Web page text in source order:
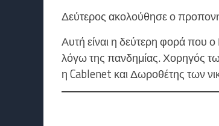
Δεύτερος ακολούθησε ο
Αυτή είναι η δεύτερη φορά που
λόγω της πανδημίας. Χορηγός
η Cablenet και Δωροθέτης των